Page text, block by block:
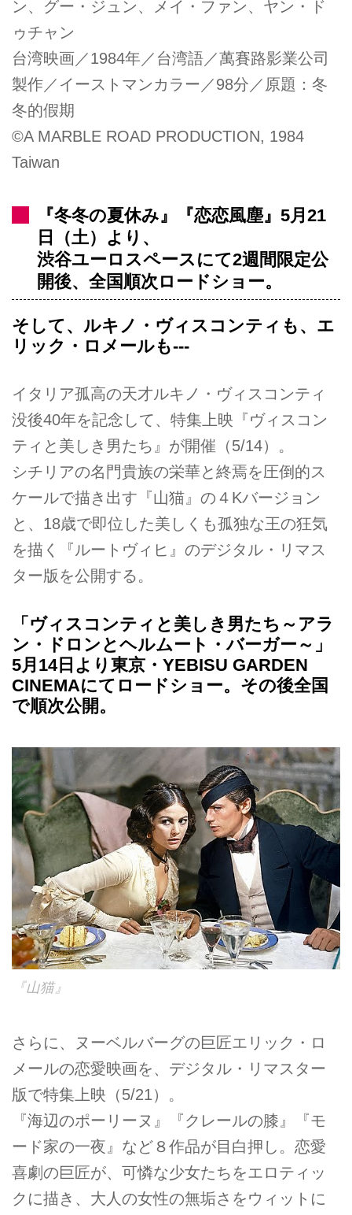
ン、グー・ジュン、メイ・ファン、ヤン・ド
ゥチャン
台湾映画／1984年／台湾語／萬賽路影業公司
製作／イーストマンカラー／98分／原題：冬
冬的假期
©A MARBLE ROAD PRODUCTION, 1984
Taiwan
『冬冬の夏休み』『恋恋風塵』5月21
日（土）より、
渋谷ユーロスペースにて2週間限定公
開後、全国順次ロードショー。
そして、ルキノ・ヴィスコンティも、エ
リック・ロメールも---
イタリア孤高の天才ルキノ・ヴィスコンティ
没後40年を記念して、特集上映『ヴィスコン
ティと美しき男たち』が開催（5/14）。
シチリアの名門貴族の栄華と終焉を圧倒的ス
ケールで描き出す『山猫』の４Kバージョン
と、18歳で即位した美しくも孤独な王の狂気
を描く『ルートヴィヒ』のデジタル・リマス
ター版を公開する。
「ヴィスコンティと美しき男たち～アラ
ン・ドロンとヘルムート・バーガー～」
5月14日より東京・YEBISU GARDEN
CINEMAにてロードショー。その後全国
で順次公開。
『山猫』
さらに、ヌーベルバーグの巨匠エリック・ロ
メールの恋愛映画を、デジタル・リマスター
版で特集上映（5/21）。
『海辺のポーリーヌ』『クレールの膝』『モ
ード家の一夜』など８作品が目白押し。恋愛
喜劇の巨匠が、可憐な少女たちをエロティッ
クに描き、大人の女性の無垢さをウィットに